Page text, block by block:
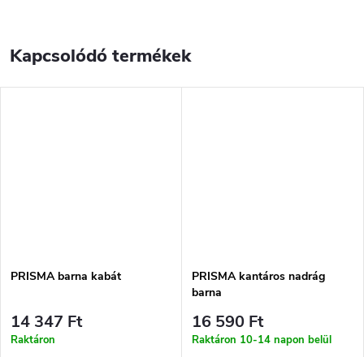
Kapcsolódó termékek
PRISMA barna kabát
14 347 Ft
Raktáron
PRISMA kantáros nadrág
barna
16 590 Ft
Raktáron 10-14 napon belül